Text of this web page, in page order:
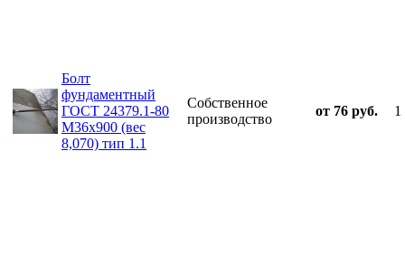
Болт
фундаментный
ГОСТ 24379.1-80
М36х900 (вес
8,070) тип 1.1
Собственное
производство
от 76 руб. 1